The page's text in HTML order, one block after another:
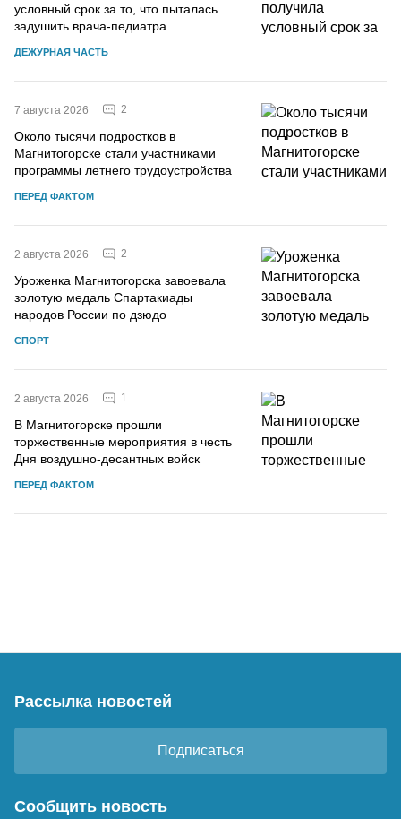
условный срок за то, что пыталась
задушить врача-педиатра
ДЕЖУРНАЯ ЧАСТЬ
7 августа 2026 2
Около тысячи подростков в
Магнитогорске стали участниками
программы летнего трудоустройства
ПЕРЕД ФАКТОМ
2 августа 2026 2
Уроженка Магнитогорска завоевала
золотую медаль Спартакиады
народов России по дзюдо
СПОРТ
2 августа 2026 1
В Магнитогорске прошли
торжественные мероприятия в честь
Дня воздушно-десантных войск
ПЕРЕД ФАКТОМ
Рассылка новостей
Подписаться
Сообщить новость